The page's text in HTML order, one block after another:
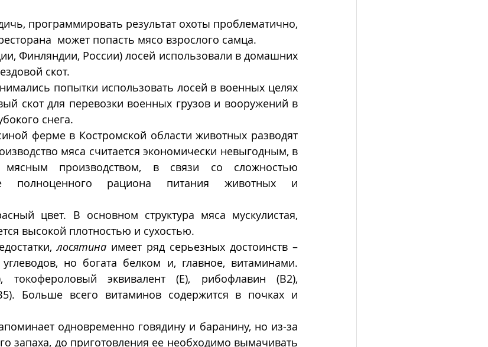
программировать результат охоты проблематично,
может попасть мясо взрослого самца.
Финляндии, России) лосей использовали в домашних
скот.
попытки использовать лосей в военных целях
скот для перевозки военных грузов и вооружений в
снега.
ферме в Костромской области животных разводят
мяса считается экономически невыгодным, в
производством, в связи со сложностью
полноценного рациона питания животных и
цвет. В основном структура мяса мускулистая,
высокой плотностью и сухостью.
лосятина имеет ряд серьезных достоинств –
но богата белком и, главное, витаминами.
эквивалент (Е), рибофлавин (В2),
Больше всего витаминов содержится в почках и
одновременно говядину и баранину, но из-за
запаха, до приготовления ее необходимо вымачивать